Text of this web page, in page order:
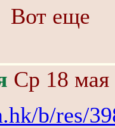
Вот еще
Ср 18 мая
b/res/